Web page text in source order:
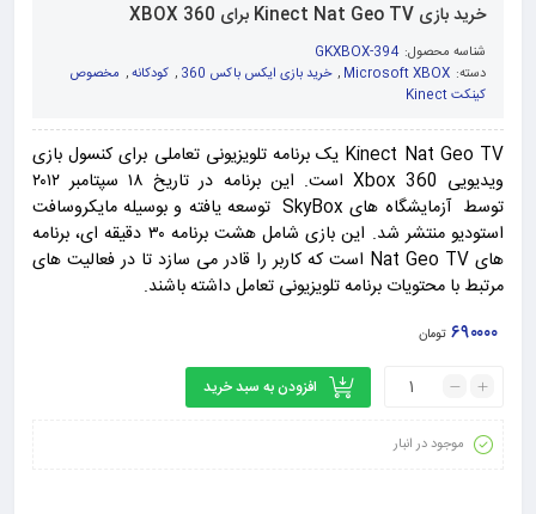
خرید بازی Kinect Nat Geo TV برای XBOX 360
شناسه محصول: GKXBOX-394
دسته: Microsoft XBOX
, خرید بازی ایکس باکس 360 , کودکانه, مخصوص
کینکت Kinect
Kinect Nat Geo TV یک برنامه تلویزیونی تعاملی برای کنسول بازی
ویدیویی Xbox 360 است. این برنامه در تاریخ ۱۸ سپتامبر ۲۰۱۲
توسط آزمایشگاه های SkyBox توسعه یافته و بوسیله مایکروسافت
استودیو منتشر شد. این بازی شامل هشت برنامه ۳۰ دقیقه ای، برنامه
های Nat Geo TV است که کاربر را قادر می سازد تا در فعالیت های
مرتبط با محتویات برنامه تلویزیونی تعامل داشته باشند.
۶۹۰۰۰۰ تومان
افزودن به سبد خرید
موجود در انبار